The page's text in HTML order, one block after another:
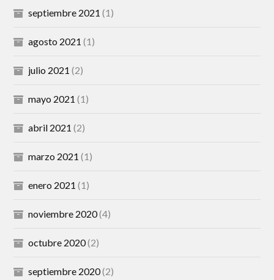
septiembre 2021 (1)
agosto 2021 (1)
julio 2021 (2)
mayo 2021 (1)
abril 2021 (2)
marzo 2021 (1)
enero 2021 (1)
noviembre 2020(4)
octubre 2020(2)
septiembre 2020(2)